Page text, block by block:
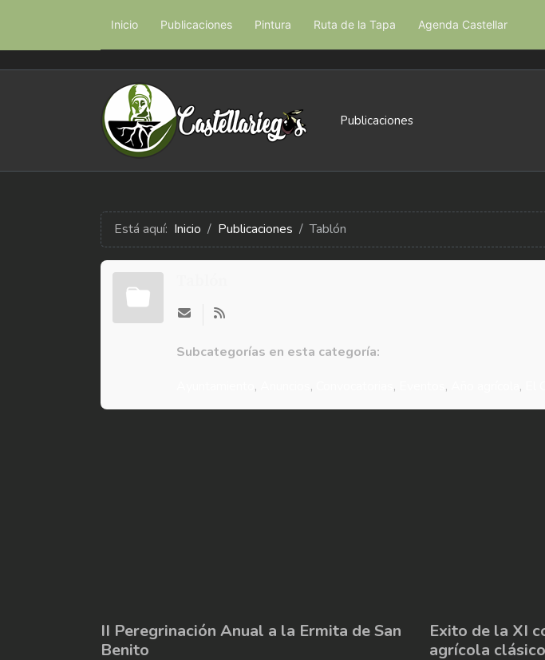
Inicio Publicaciones Pintura Ruta de la Tapa Agenda Castellar
Publicaciones
Está aquí: Inicio Publicaciones Tablón
Subcategorías en esta categoría:
, , , , ,
II Peregrinación Anual a la Ermita de San
Benito
Exito de la XI
agrícola